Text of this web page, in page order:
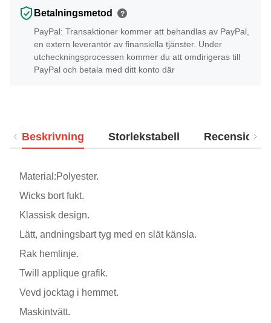
Betalningsmetod ?
PayPal: Transaktioner kommer att behandlas av PayPal,
en extern leverantör av finansiella tjänster. Under
utcheckningsprocessen kommer du att omdirigeras till
PayPal och betala med ditt konto där
Beskrivning Storlekstabell Recensioner
Material:Polyester.
Wicks bort fukt.
Klassisk design.
Lätt, andningsbart tyg med en slät känsla.
Rak hemlinje.
Twill applique grafik.
Vevd jocktag i hemmet.
Maskintvätt.